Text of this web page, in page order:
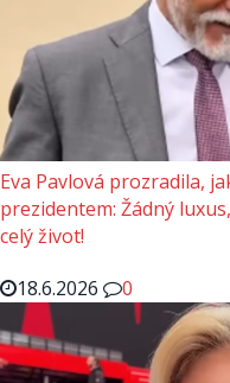
Eva Pavlová prozradila,
prezidentem: Žádný
celý život!
18.6.2026
0